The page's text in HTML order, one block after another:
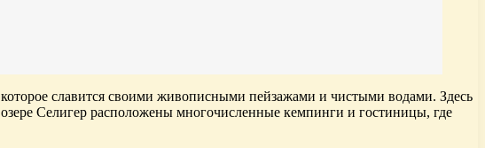
славится своими живописными пейзажами и чистыми водами. Здесь
Селигер расположены многочисленные кемпинги и гостиницы, где